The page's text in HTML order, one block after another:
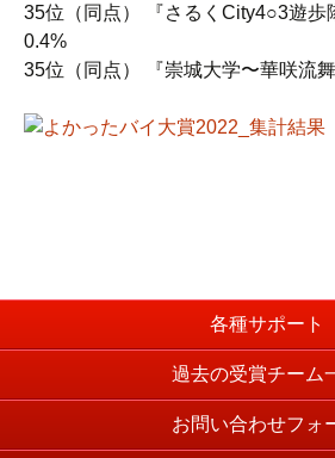
35位（同点） 『さるくCity4○3遊歩
0.4%
35位（同点） 『崇城大学〜華咲流
各種サポート
過去の受賞チーム
お問い合わせフォ